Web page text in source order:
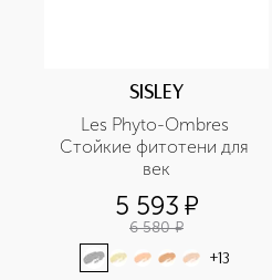
SISLEY
Les Phyto-Ombres
Стойкие фитотени для
век
5 593 ¤
6 580 ¤
+13